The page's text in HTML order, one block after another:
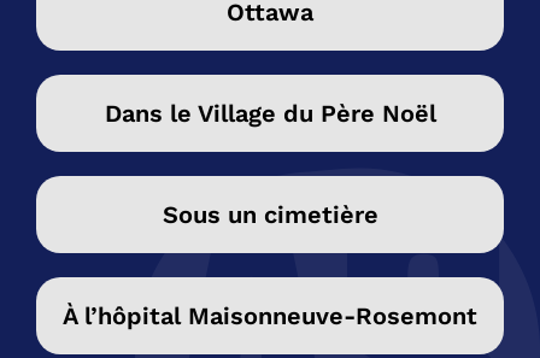
Ottawa
Dans le Village du Père Noël
Sous un cimetière
À l’hôpital Maisonneuve-Rosemont